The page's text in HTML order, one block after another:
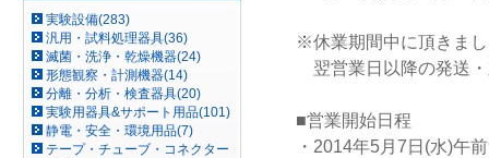
実験設備(283)
汎用・試料処理器具(36)
滅菌・洗浄・乾燥機器(24)
形態観察・計測機器(14)
分離・分析・検査器具(20)
実験用器具&サポート用品(101)
静電・安全・環境用品(7)
テープ・チューブ・コネクター
※休業期間中に頂きま
翌営業日以降の発送
■営業開始日程
・2014年5月7日(水)午